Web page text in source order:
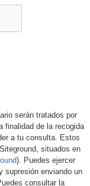
serán tratados por
finalidad de la recogida
a tu consulta. Estos
situados en
). Puedes ejercer
supresión enviando un
consultar la